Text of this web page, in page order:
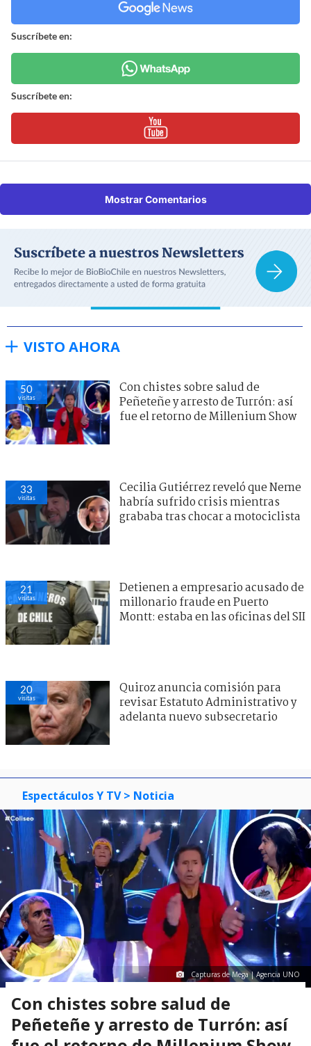
Suscríbete en:
Suscríbete en:
Mostrar Comentarios
VISTO AHORA
50
visitas
Con chistes sobre salud de
Peñeteñe y arresto de Turrón: así
fue el retorno de Millenium Show
33
visitas
Cecilia Gutiérrez reveló que Neme
habría sufrido crisis mientras
grababa tras chocar a motociclista
21
visitas
Detienen a empresario acusado de
millonario fraude en Puerto
Montt: estaba en las oficinas del SII
20
visitas
Quiroz anuncia comisión para
revisar Estatuto Administrativo y
adelanta nuevo subsecretario
Espectáculos Y TV > Noticia
Capturas de Mega | Agencia UNO
Con chistes sobre salud de
Peñeteñe y arresto de Turrón: así